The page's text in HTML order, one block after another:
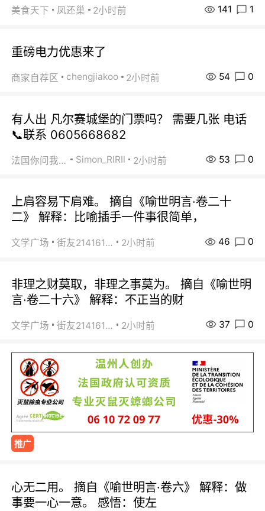
美食天下 凤还巢 2小时前 141 1
重磅电力优惠来了
商家自荐区 chengjiakoo 2小时前 54 0
有人出 凡尔赛城堡的门票吗？ 需要几张 电话
📞联系 0605668682
法国你问我答 Simon_RIRIl 2小时前 53 0
上肩容易下肩难。 摘自《喻世明言·卷二十
二》 解释：比喻插手一件事很简单，
文学广场 街友21416156 2小时前 46 0
非理之财莫取，非理之事莫为。 摘自《喻世明
言·卷二十六》 解释：不正当的财
文学广场 街友21416156 2小时前 37 0
推广
心无二用。 摘自《喻世明言·卷六》 解释：做
事要一心一意。 感悟：使左